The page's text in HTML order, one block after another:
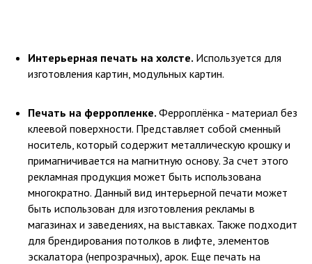
Интерьерная печать на холсте. Используется для
изготовления картин, модульных картин.
Печать на ферропленке. Ферроплёнка - материал без
клеевой поверхности. Представляет собой сменный
носитель, который содержит металлическую крошку и
примагничивается на магнитную основу. За счет этого
рекламная продукция может быть использована
многократно. Данный вид интерьерной печати может
быть использован для изготовления рекламы в
магазинах и заведениях, на выставках. Также подходит
для брендирования потолков в лифте, элементов
эскалатора (непрозрачных), арок. Еще печать на